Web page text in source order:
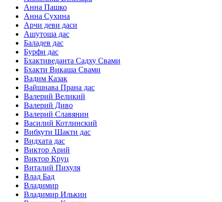
Анна Пашко
Анна Сухина
Арчи деви даси
Ашутоша дас
Баладев дас
Бурфи дас
Бхактиведанта Садху Свами
Бхакти Викаша Свами
Вадим Казак
Вайшнава Прана дас
Валерий Великий
Валерий Диво
Валерий Славянин
Василий Котлинский
Вибхути Шакти дас
Видхата дас
Виктор Арий
Виктор Круц
Виталий Пихуля
Влад Бад
Владимир
Владимир Илькин